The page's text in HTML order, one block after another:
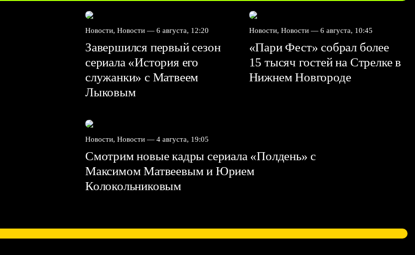
Новости, Новости — 6 августа, 12:20
Завершился первый сезон
сериала «История его
служанки» с Матвеем
Лыковым
Новости, Новости — 6 августа, 10:45
«Пари Фест» собрал более
15 тысяч гостей на Стрелке в
Нижнем Новгороде
Новости, Новости — 4 августа, 19:05
Смотрим новые кадры сериала «Полдень» с
Максимом Матвеевым и Юрием
Колокольниковым